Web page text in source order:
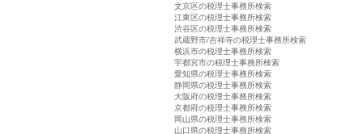
文京区の税理士事務所検索
江東区の税理士事務所検索
渋谷区の税理士事務所検索
武蔵野市/吉祥寺の税理士事務所検索
横浜市の税理士事務所検索
宇都宮市の税理士事務所検索
愛知県の税理士事務所検索
静岡県の税理士事務所検索
大阪府の税理士事務所検索
京都府の税理士事務所検索
岡山県の税理士事務所検索
山口県の税理士事務所検索